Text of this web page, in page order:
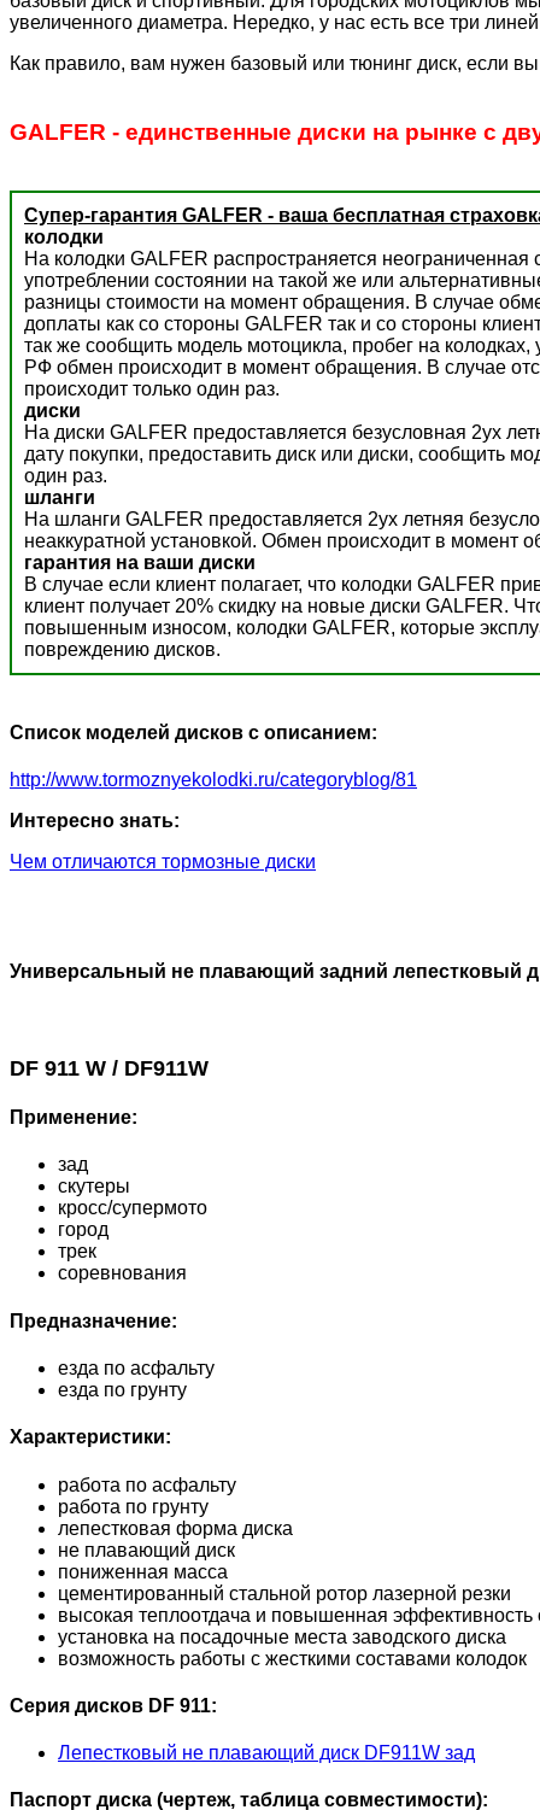
увеличенного диаметра. Нередко, у нас есть все три
Как правило, вам нужен базовый или тюнинг диск, если
GALFER - единственные диски на рынке с
Супер-гарантия GALFER - ваша бесплатная
колодки
На колодки GALFER распространяется
употреблении состоянии на такой же или
разницы стоимости на момент обращения. В случае
доплаты как со стороны GALFER так и со стороны
так же сообщить модель мотоцикла, пробег на
РФ обмен происходит в момент обращения. В случае
происходит только один раз.
диски
На диски GALFER предоставляется безусловная 2ух
дату покупки, предоставить диск или диски, сообщить
один раз.
шланги
На шланги GALFER предоставляется 2ух летняя
неаккуратной установкой. Обмен происходит в момент
гарантия на ваши диски
В случае если клиент полагает, что колодки GALFER
клиент получает 20% скидку на новые диски GALFER.
повышенным износом, колодки GALFER, которые
повреждению дисков.
Список моделей дисков с описанием:
http://www.tormoznyekolodki.ru/categoryblog/81
Интересно знать:
Чем отличаются тормозные диски
Универсальный не плавающий задний лепестковый
DF 911 W / DF911W
Применение:
зад
скутеры
кросс/супермото
город
трек
соревнования
Предназначение:
езда по асфальту
езда по грунту
Характеристики:
работа по асфальту
работа по грунту
лепестковая форма диска
не плавающий диск
пониженная масса
цементированный стальной ротор лазерной резки
высокая теплоотдача и повышенная эффективность
установка на посадочные места заводского диска
возможность работы с жесткими составами колодок
Серия дисков DF 911:
Лепестковый не плавающий диск DF911W зад
Паспорт диска (чертеж, таблица совместимости):